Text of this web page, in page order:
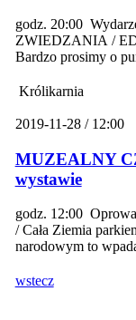
godz. 20:00
ZWIEDZANIA /
Bardzo prosimy o
Królikarnia
2019-11-28 / 12:00
MUZEALNY
wystawie
godz. 12:00
/ Cała Ziemia
narodowym to
wstecz